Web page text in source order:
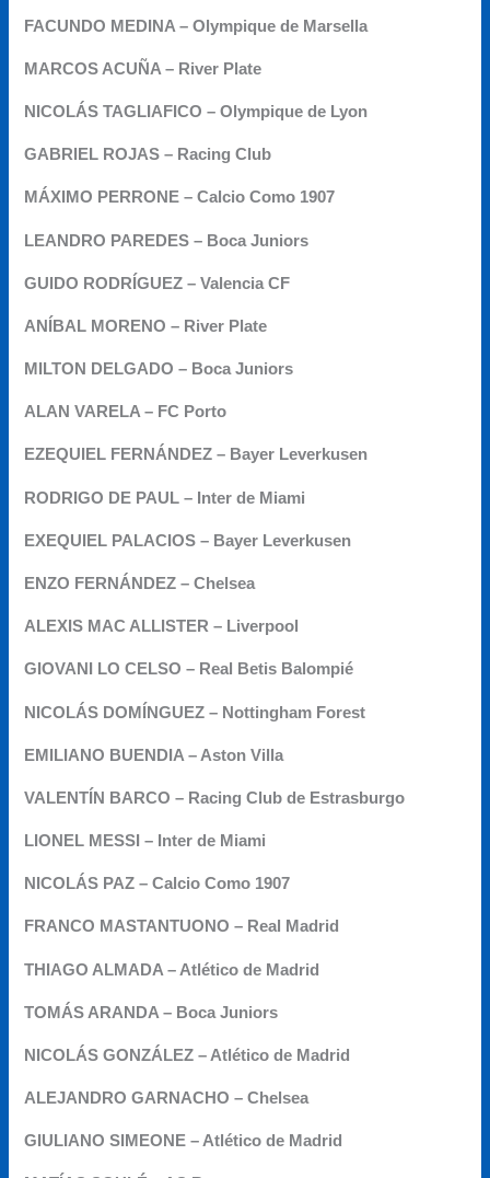
FACUNDO MEDINA – Olympique de Marsella
MARCOS ACUÑA – River Plate
NICOLÁS TAGLIAFICO – Olympique de Lyon
GABRIEL ROJAS – Racing Club
MÁXIMO PERRONE – Calcio Como 1907
LEANDRO PAREDES – Boca Juniors
GUIDO RODRÍGUEZ – Valencia CF
ANÍBAL MORENO – River Plate
MILTON DELGADO – Boca Juniors
ALAN VARELA – FC Porto
EZEQUIEL FERNÁNDEZ – Bayer Leverkusen
RODRIGO DE PAUL – Inter de Miami
EXEQUIEL PALACIOS – Bayer Leverkusen
ENZO FERNÁNDEZ – Chelsea
ALEXIS MAC ALLISTER – Liverpool
GIOVANI LO CELSO – Real Betis Balompié
NICOLÁS DOMÍNGUEZ – Nottingham Forest
EMILIANO BUENDIA – Aston Villa
VALENTÍN BARCO – Racing Club de Estrasburgo
LIONEL MESSI – Inter de Miami
NICOLÁS PAZ – Calcio Como 1907
FRANCO MASTANTUONO – Real Madrid
THIAGO ALMADA – Atlético de Madrid
TOMÁS ARANDA – Boca Juniors
NICOLÁS GONZÁLEZ – Atlético de Madrid
ALEJANDRO GARNACHO – Chelsea
GIULIANO SIMEONE – Atlético de Madrid